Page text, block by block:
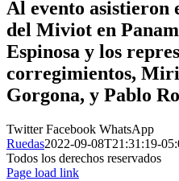
Al evento
del Miviot en
Espinosa y los
corregimientos,
Gorgona, y Pablo
TwitterFacebook WhatsApp
Ruedas2022-09-08T21:31:19-
Todos los derechos reservados
Page load link